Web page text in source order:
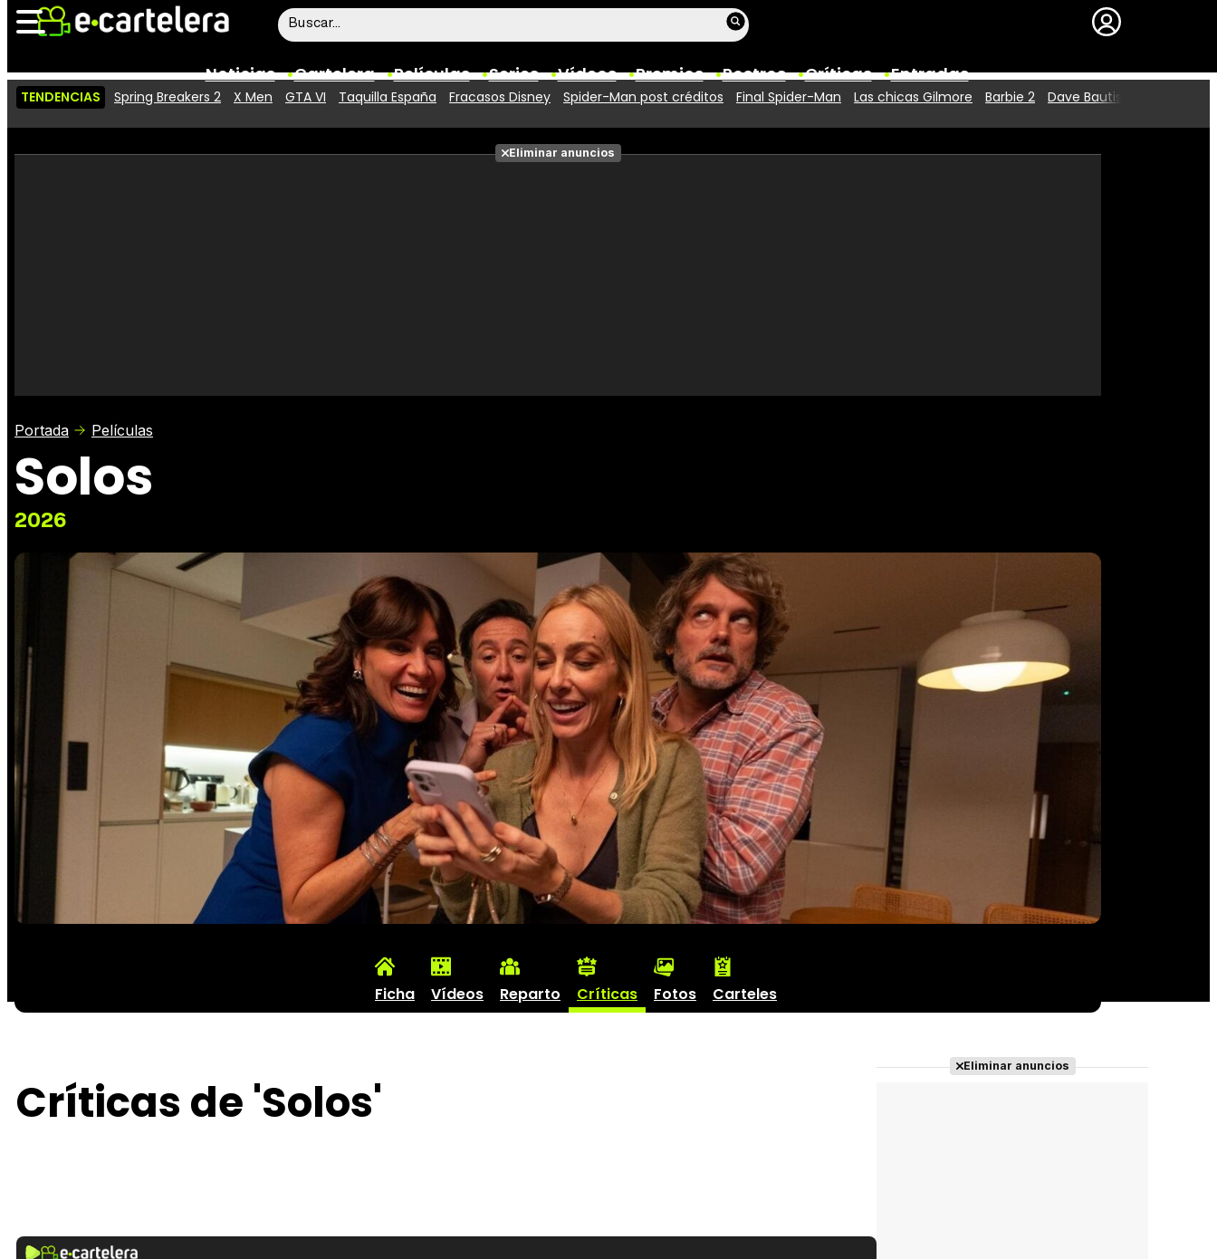
Noticias Cartelera Películas Series Vídeos Premios Rostros Críticas Entradas
Vídeos
Taquilla Fotos
Premios
TENDENCIAS Spring Breakers 2 X Men GTA VI Taquilla España Fracasos Disney Spider-Man post créditos Final Spider-Man Las chicas Gilmore Barbie 2 Dave Bautista
Eliminar anuncios
Portada Películas
Solos
2026
Ficha Vídeos Reparto Críticas Fotos Carteles
Críticas de 'Solos'
Eliminar anuncios